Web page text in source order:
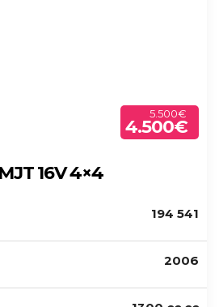
5.500€
4.500€
16V 4×4
194 541
2006